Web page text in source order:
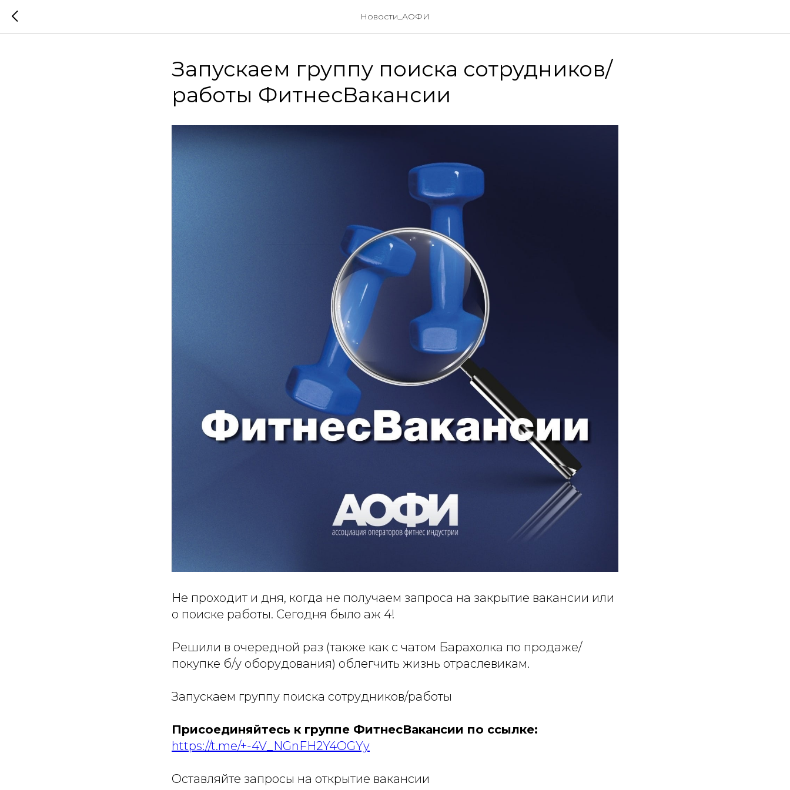
Новости_АОФИ
Запускаем группу поиска сотрудников/
работы ФитнесВакансии
Не проходит и дня, когда не получаем запроса на закрытие вакансии или
о поиске работы. Сегодня было аж 4!
Решили в очередной раз (также как с чатом Барахолка по продаже/
покупке б/у оборудования) облегчить жизнь отраслевикам.
Запускаем группу поиска сотрудников/работы
Присоединяйтесь к группе ФитнесВакансии по ссылке:
https://t.me/+-4V_NGnFH2Y4OGYy
Оставляйте запросы на открытие вакансии